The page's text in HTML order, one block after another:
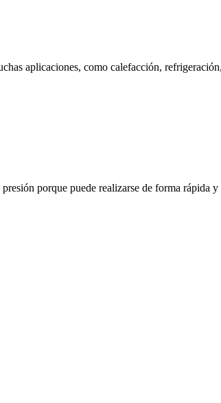
aplicaciones, como calefacción,
porque puede realizarse de forma rápida